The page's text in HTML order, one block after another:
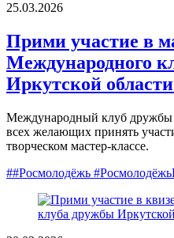
25.03.2026
Прими участие в
Международного
Иркутской
Международный клуб дружбы
всех желающих принять
творческом мастер-классе.
##Росмолодёжь